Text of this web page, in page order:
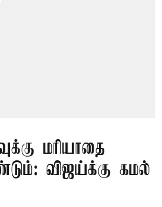
மரியாதை
விஜய்க்கு கமல்